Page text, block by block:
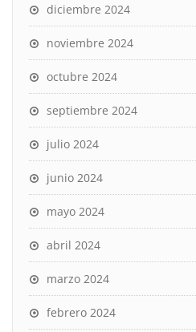
diciembre 2024
noviembre 2024
octubre 2024
septiembre 2024
julio 2024
junio 2024
mayo 2024
abril 2024
marzo 2024
febrero 2024